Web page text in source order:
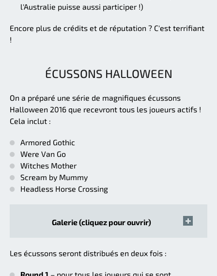
l'Australie puisse aussi participer !)
Encore plus de crédits et de réputation ? C'est terrifiant
!
ÉCUSSONS HALLOWEEN
On a préparé une série de magnifiques écussons
Halloween 2016 que recevront tous les joueurs actifs !
Cela inclut :
Armored Gothic
Were Van Go
Witches Mother
Scream by Mummy
Headless Horse Crossing
Galerie (cliquez pour ouvrir)
Les écussons seront distribués en deux fois :